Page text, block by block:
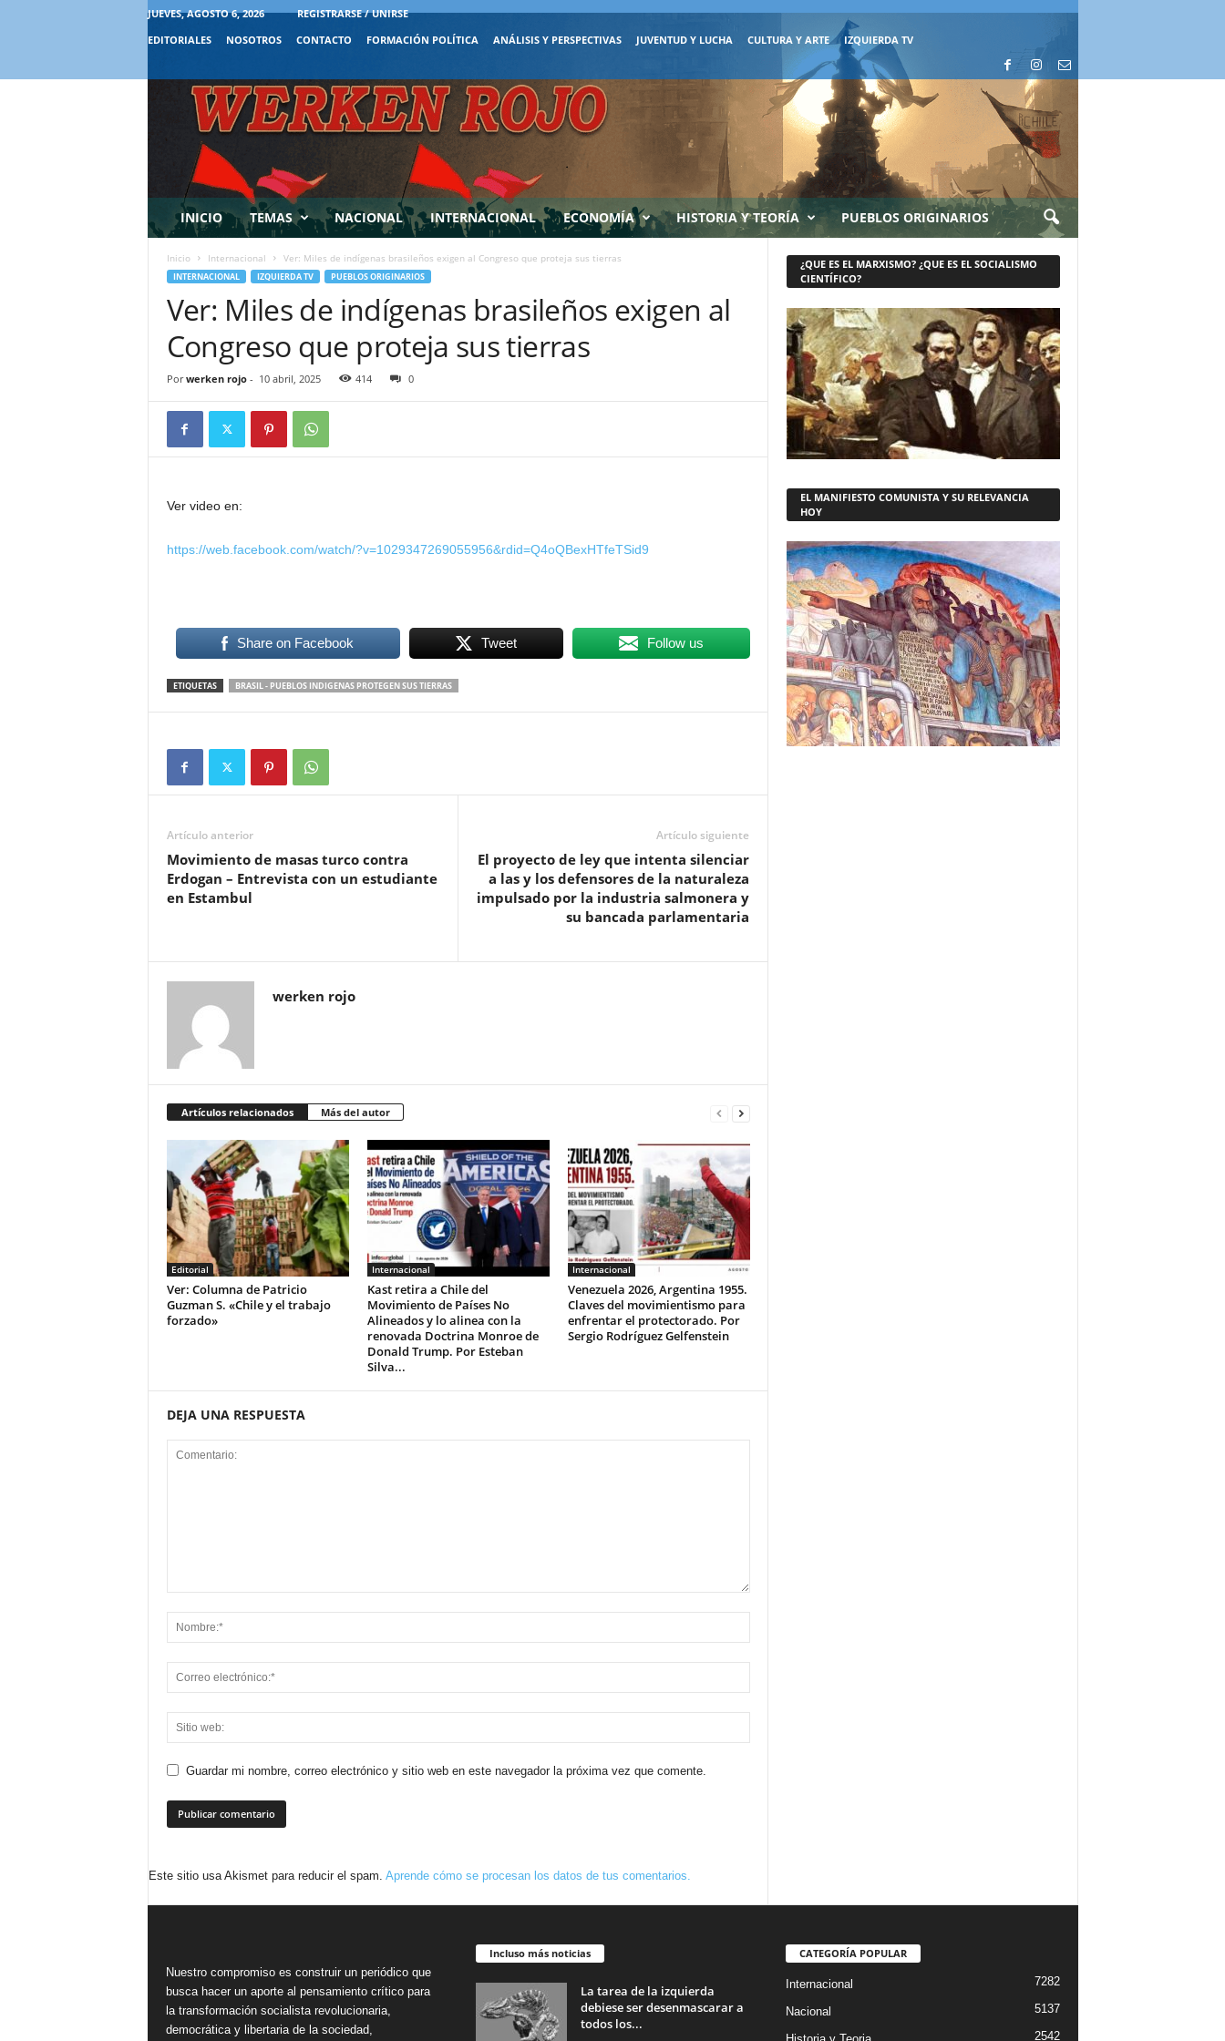
JUEVES, AGOSTO 6, 2026
REGISTRARSE / UNIRSE
EDITORIALES
NOSOTROS CONTACTO FORMACIÓN POLÍTICA ANÁLISIS Y PERSPECTIVAS JUVENTUD Y LUCHA CULTURA Y ARTE IZQUIERDA TV
INICIO TEMAS NACIONAL INTERNACIONAL ECONOMÍA HISTORIA Y TEORÍA PUEBLOS ORIGINARIOS
Inicio Internacional Ver: Miles de indígenas brasileños exigen al Congreso que proteja sus tierras
INTERNACIONAL IZQUIERDA TV PUEBLOS ORIGINARIOS
Ver: Miles de indígenas brasileños exigen al
Congreso que proteja sus tierras
Por werken rojo- 10 abril, 2025 414 0
Ver video en:
https://web.facebook.com/watch/?v=1029347269055956&rdid=Q4oQBexHTfeTSid9
Share on Facebook Tweet Follow us
ETIQUETAS BRASIL - PUEBLOS INDIGENAS PROTEGEN SUS TIERRAS
Artículo anterior
Movimiento de masas turco contra
Erdogan – Entrevista con un estudiante
en Estambul
Artículo siguiente
El proyecto de ley que intenta silenciar
a las y los defensores de la naturaleza
impulsado por la industria salmonera y
su bancada parlamentaria
werken rojo
Artículos relacionados Más del autor
Editorial
Ver: Columna de Patricio
Guzman S. «Chile y el trabajo
forzado»
Internacional
Kast retira a Chile del
Movimiento de Países No
Alineados y lo alinea con la
renovada Doctrina Monroe de
Donald Trump. Por Esteban
Silva...
Internacional
Venezuela 2026, Argentina 1955.
Claves del movimientismo para
enfrentar el protectorado. Por
Sergio Rodríguez Gelfenstein
DEJA UNA RESPUESTA
Guardar mi nombre, correo electrónico y sitio web en este navegador la próxima vez que comente.
Este sitio usa Akismet para reducir el spam. Aprende cómo se procesan los datos de tus comentarios.
¿QUE ES EL MARXISMO? ¿QUE ES EL SOCIALISMO
CIENTÍFICO?
EL MANIFIESTO COMUNISTA Y SU RELEVANCIA
HOY
Nuestro compromiso es construir un periódico que
busca hacer un aporte al pensamiento crítico para
la transformación socialista revolucionaria,
democrática y libertaria de la sociedad,
Incluso más noticias
La tarea de la izquierda
debiese ser desenmascarar a
todos los...
CATEGORÍA POPULAR
Internacional 7282
Nacional 5137
2542